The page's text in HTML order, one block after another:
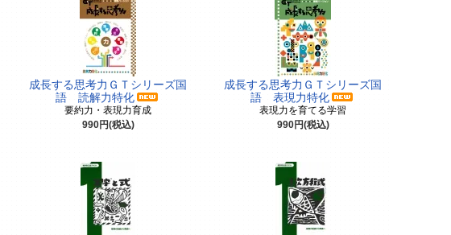
成長する思考力ＧＴシリーズ国
語 読解力特化
要約力・表現力育成
990円(税込)
成長する思考力ＧＴシリーズ国
語 表現力特化
表現力を育てる学習
990円(税込)